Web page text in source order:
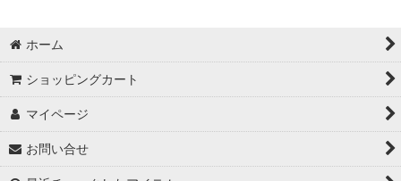
ホーム
ショッピングカート
マイページ
お問い合せ